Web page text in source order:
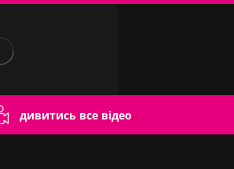
дивитись все відео